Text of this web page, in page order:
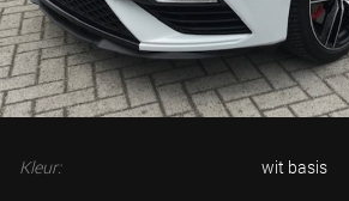
Kleur: wit basis